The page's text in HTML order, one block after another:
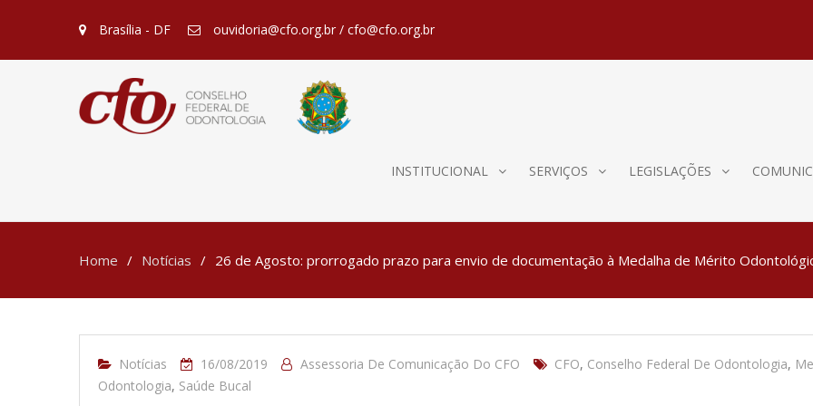
Brasília - DF ouvidoria@cfo.org.br / cfo@cfo.org.br
INSTITUCIONAL SERVIÇOS LEGISLAÇÕES
Home Notícias 26 de Agosto: prorrogado prazo para envio de documentação à Medalha de Mérito
Notícias 16/08/2019 Assessoria De Comunicação Do CFO CFO, Conselho Federal De Odontologia,
Odontologia, Saúde Bucal